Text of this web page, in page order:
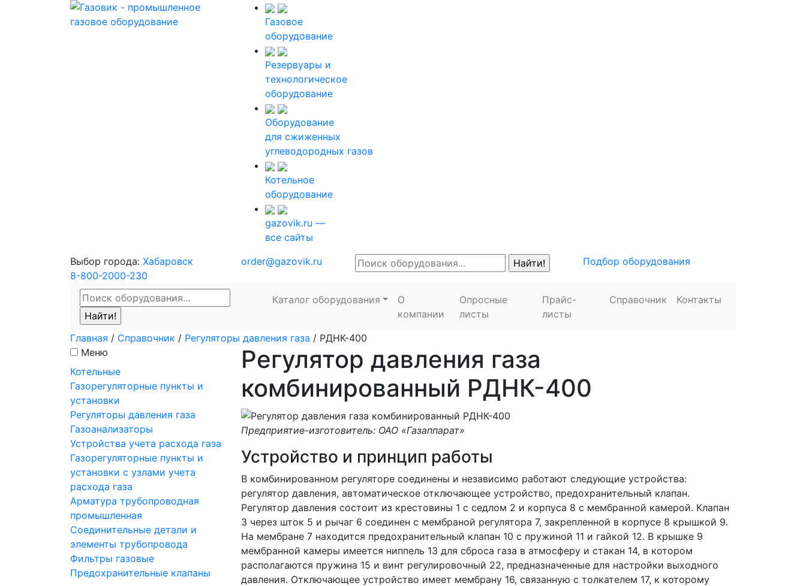
Газовое
оборудование
Резервуары и
технологическое
оборудование
Оборудование
для сжиженных
углеводородных газов
Котельное
оборудование
gazovik.ru —
все сайты
Выбор города: Хабаровск
8-800-2000-230
order@gazovik.ru Подбор оборудования
Каталог оборудования
О
компании
Опросные
листы
Прайс-
листы
Справочник Контакты
Главная / Справочник / Регуляторы давления газа / РДНК-400
Меню
Котельные
Газорегуляторные пункты и
установки
Регуляторы давления газа
Газоанализаторы
Устройства учета расхода газа
Газорегуляторные пункты и
установки с узлами учета
расхода газа
Арматура трубопроводная
промышленная
Соединительные детали и
элементы трубопровода
Фильтры газовые
Предохранительные клапаны
Регулятор давления газа
комбинированный РДНК-400
Предприятие-изготовитель: ОАО «Газаппарат»
Устройство и принцип работы
В комбинированном регуляторе соединены и независимо работают следующие устройства:
регулятор давления, автоматическое отключающее устройство, предохранительный клапан.
Регулятор давления состоит из крестовины 1 с седлом 2 и корпуса 8 с мембранной камерой. Клапан
3 через шток 5 и рычаг 6 соединен с мембраной регулятора 7, закрепленной в корпусе 8 крышкой 9.
На мембране 7 находится предохранительный клапан 10 с пружиной 11 и гайкой 12. В крышке 9
мембранной камеры имеется ниппель 13 для сброса газа в атмосферу и стакан 14, в котором
располагаются пружина 15 и винт регулировочный 22, предназначенные для настройки выходного
давления. Отключающее устройство имеет мембрану 16, связанную с толкателем 17, к которому